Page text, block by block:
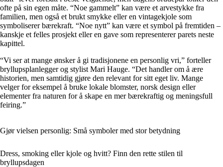
ofte på sin egen måte. “Noe gammelt” kan være et arvestykke fra
familien, men også et brukt smykke eller en vintagekjole som
symboliserer bærekraft. “Noe nytt” kan være et symbol på fremtiden –
kanskje et felles prosjekt eller en gave som representerer parets neste
kapittel.
“Vi ser at mange ønsker å gi tradisjonene en personlig vri,” forteller
bryllupsplanlegger og stylist Mari Hauge. “Det handler om å ære
historien, men samtidig gjøre den relevant for sitt eget liv. Mange
velger for eksempel å bruke lokale blomster, norsk design eller
elementer fra naturen for å skape en mer bærekraftig og meningsfull
feiring.”
Gjør vielsen personlig: Små symboler med stor betydning
Dress, smoking eller kjole og hvitt? Finn den rette stilen til
bryllupsdagen